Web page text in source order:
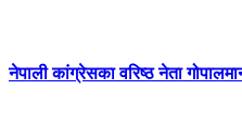
नेपाली कांग्रेसका वरिष्ठ नेता